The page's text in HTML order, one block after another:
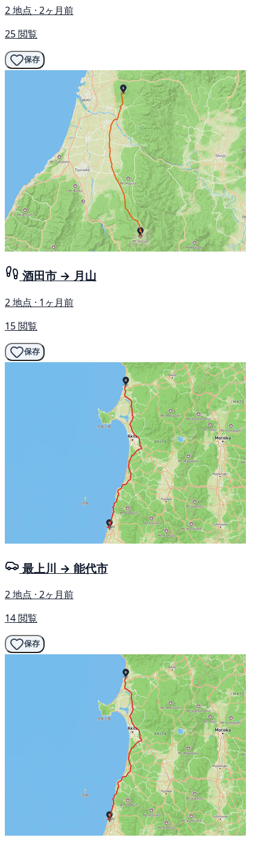
2 地点 · 2ヶ月前
25 閲覧
保存
酒田市 → 月山
2 地点 · 1ヶ月前
15 閲覧
保存
最上川 → 能代市
2 地点 · 2ヶ月前
14 閲覧
保存